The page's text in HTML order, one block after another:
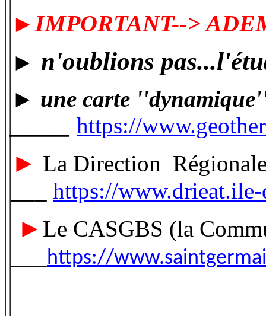
►IMPORTANT-->
► n'oublions
► une carte
https://
► La Direction Régionale
https://www.drieat.ile-
► Le CASGBS (la
https://